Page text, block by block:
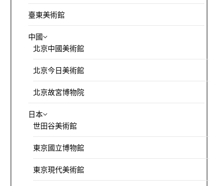
臺東美術館
中國
北京中國美術館
北京今日美術館
北京故宮博物院
日本
世田谷美術館
東京國立博物館
東京現代美術館